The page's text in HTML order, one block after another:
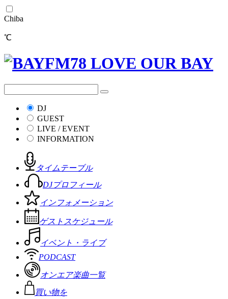
Chiba
℃
DJ
GUEST
LIVE / EVENT
INFORMATION
タイムテーブル
DJプロフィール
インフォメーション
ゲストスケジュール
イベント・ライブ
PODCAST
オンエア楽曲一覧
買い物を